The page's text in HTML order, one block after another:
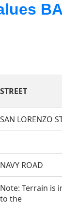
STREET
SAN LORENZO
NAVY ROAD
Note: Terrain is
to the